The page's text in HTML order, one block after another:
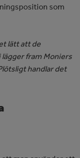
som
lätt att de
fram Moniers
handlar det